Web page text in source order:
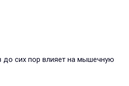
до сих пор влияет на мышечную